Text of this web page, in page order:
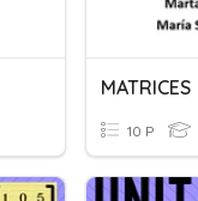
MATRICES
10 P